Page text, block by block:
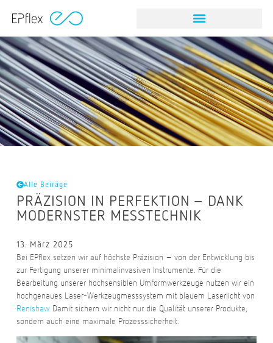
Alle Beiräge
PRÄZISION IN PERFEKTION – DANK
MODERNSTER MESSTECHNIK
13. März 2025
Bei EPflex setzen wir auf höchste Präzision – von der Entwicklung bis
zur Fertigung unserer minimalinvasiven Instrumente. Für die
Bearbeitung unserer hochsensiblen Umformwerkzeuge nutzen wir ein
hochgenaues Laser-Werkzeugmesssystem mit blauem Laserlicht von
Renishaw. Damit sichern wir nicht nur die Qualität unserer Produkte,
sondern auch eine maximale Prozesssicherheit.